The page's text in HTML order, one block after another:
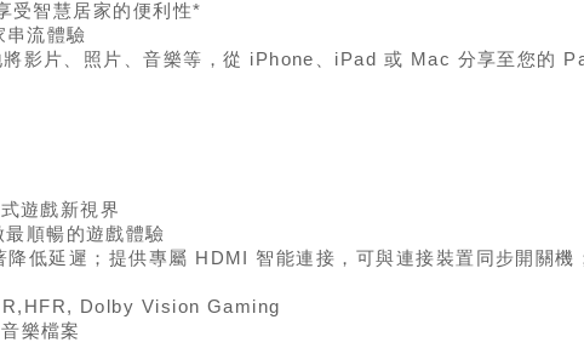
受智慧居家的便利性*
流體驗
片、照片、音樂等，從 iPhone、iPad 或 Mac 分享至您的
遊戲新視界
順暢的遊戲體驗
低延遲；提供專屬 HDMI 智能連接，可與連接裝置同步開關機
Dolby Vision Gaming
樂檔案